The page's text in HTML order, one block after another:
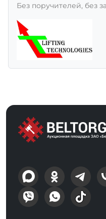
Без поручителей, без